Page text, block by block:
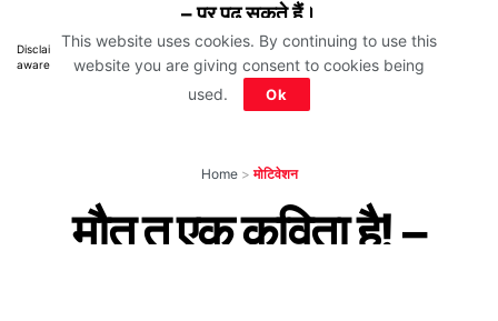
– पर पढ़ सकते हैं।
Disclaimer: All images belong to their production houses. Used for educational,
awareness & entertainment purposes. We don't claim any ownership.
Home >मोटिवेशन
मौत तू एक कविता है! –
This website uses cookies. By continuing to use this
website you are giving consent to cookies being
used.
Ok